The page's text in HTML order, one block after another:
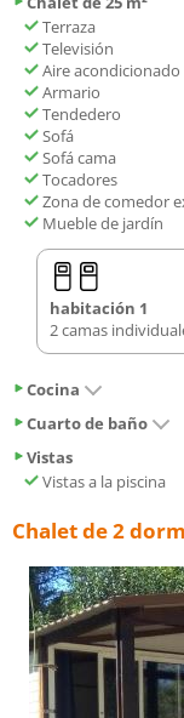
Terraza
Televisión
Aire acondicionado
Armario
Tendedero
Sofá
Sofá cama
Tocadores
Zona de comedor
Mueble de jardín
habitación 1
2 camas
Cocina
Cuarto de baño
Vistas
Vistas a la piscina
Chalet de 2